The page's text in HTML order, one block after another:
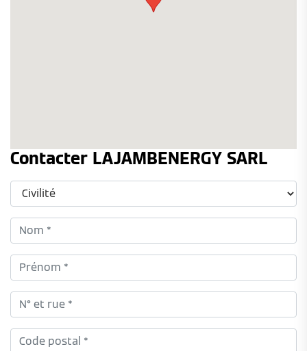
Contacter LAJAMBENERGY SARL